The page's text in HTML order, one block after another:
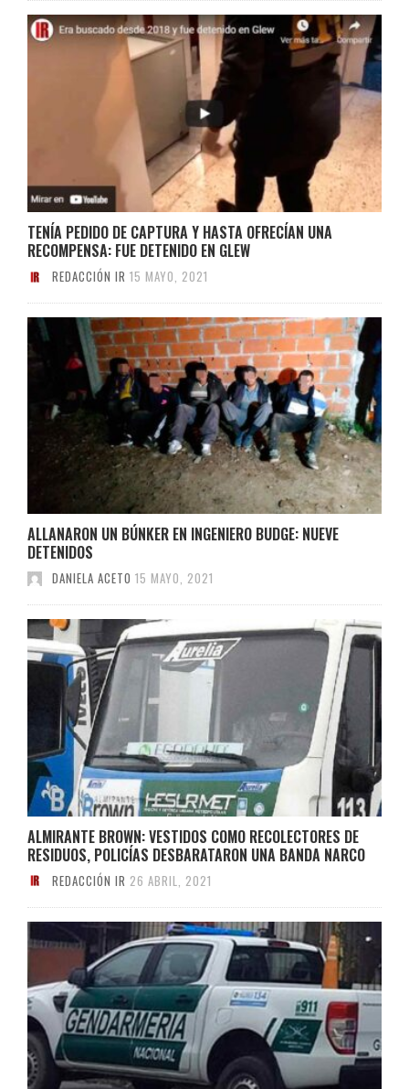
TENÍA PEDIDO DE CAPTURA Y HASTA OFRECÍAN UNA
RECOMPENSA: FUE DETENIDO EN GLEW
REDACCIÓN IR 15 MAYO, 2021
ALLANARON UN BÚNKER EN INGENIERO BUDGE: NUEVE
DETENIDOS
DANIELA ACETO 15 MAYO, 2021
ALMIRANTE BROWN: VESTIDOS COMO RECOLECTORES DE
RESIDUOS, POLICÍAS DESBARATARON UNA BANDA NARCO
REDACCIÓN IR 26 ABRIL, 2021